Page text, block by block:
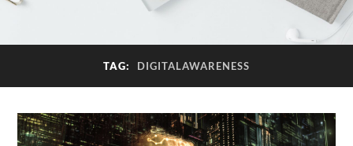
TAG: DIGITALAWARENESS